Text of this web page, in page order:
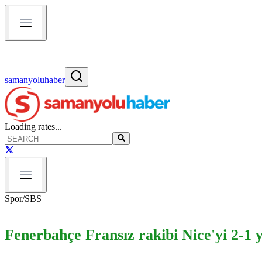
samanyoluhaber
Loading rates...
Spor/SBS
Fenerbahçe Fransız rakibi Nice'yi 2-1